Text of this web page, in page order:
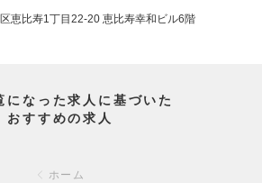
恵比寿1丁目22-20 恵比寿幸和ビル6階
になった求人に基づいた
おすすめの求人
ホーム